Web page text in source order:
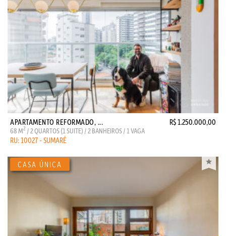
APARTAMENTO REFORMADO, ... R$ 1.250.000,00
68 M2 / 2 QUARTOS (1 SUITE) / 2 BANHEIROS / 1 VAGA
RU: 10027 - SUMARÉ